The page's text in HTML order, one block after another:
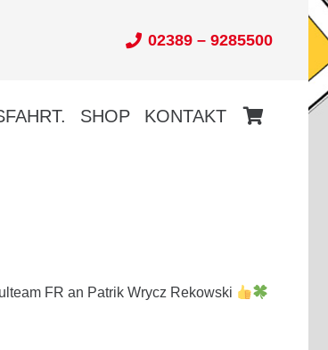
02389 – 9285500
SHOP KONTAKT
FR an Patrik Wrycz Rekowski